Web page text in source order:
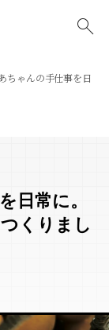
ちゃんの手仕事を日
日常に。
くりまし